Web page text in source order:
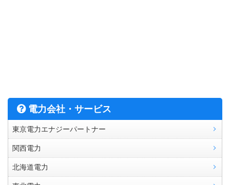
電力会社・サービス
東京電力エナジーパートナー
関西電力
北海道電力